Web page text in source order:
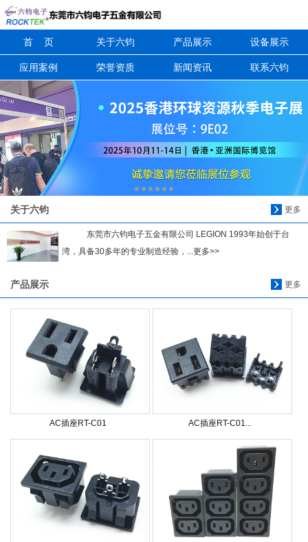
首 页 关于六钧 产品展示 设备展示
应用案例 荣誉资质 新闻资讯 联系六钧
更多
关于六钧
东莞市六钧电子五金有限公司 LEGION 1993年始创于台
湾，具备30多年的专业制造经验，...更多>>
更多
产品展示
AC插座RT-C01 AC插座RT-C01...
信息搜索
搜索